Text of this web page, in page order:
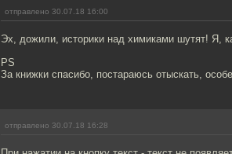
отправлено 30.07.18 16:00
Эх, дожили, историки над химиками шутят! Я,
PS
За книжки спасибо, постараюсь отыскать,
отправлено 30.07.18 16:28